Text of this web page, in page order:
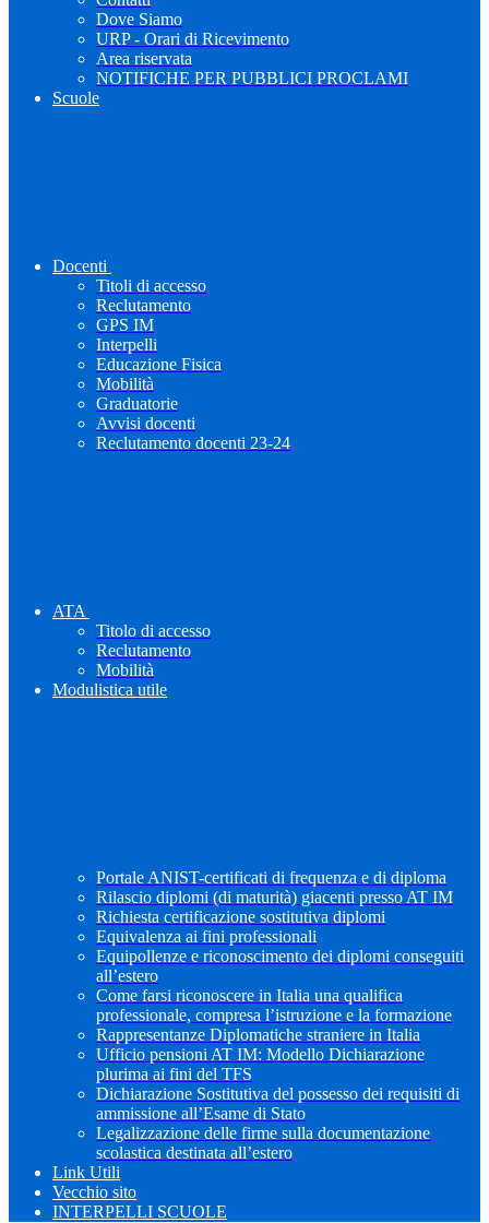
Dove Siamo
URP - Orari di Ricevimento
Area riservata
NOTIFICHE PER PUBBLICI PROCLAMI
Scuole
Docenti
Titoli di accesso
Reclutamento
GPS IM
Interpelli
Educazione Fisica
Mobilità
Graduatorie
Avvisi docenti
Reclutamento docenti 23-24
ATA
Titolo di accesso
Reclutamento
Mobilità
Modulistica utile
Portale ANIST-certificati di frequenza e di diploma
Rilascio diplomi (di maturità) giacenti presso AT IM
Richiesta certificazione sostitutiva diplomi
Equivalenza ai fini professionali
Equipollenze e riconoscimento dei diplomi conseguiti
all’estero
Come farsi riconoscere in Italia una qualifica
professionale, compresa l’istruzione e la formazione
Rappresentanze Diplomatiche straniere in Italia
Ufficio pensioni AT IM: Modello Dichiarazione
plurima ai fini del TFS
Dichiarazione Sostitutiva del possesso dei requisiti di
ammissione all’Esame di Stato
Legalizzazione delle firme sulla documentazione
scolastica destinata all’estero
Link Utili
Vecchio sito
INTERPELLI SCUOLE